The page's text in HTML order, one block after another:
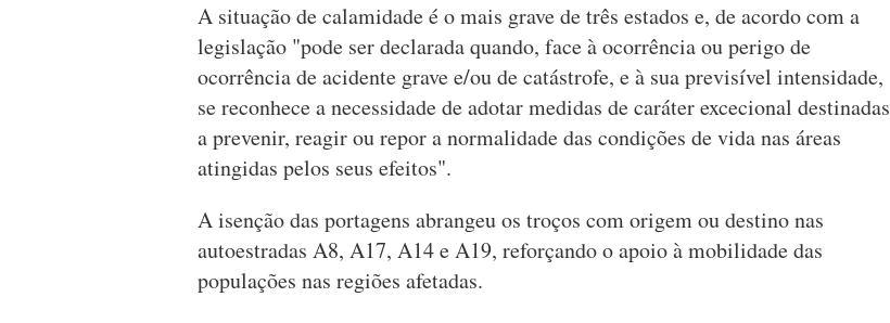
A situação de calamidade é o mais grave de três estados e, de acordo com a
legislação "pode ser declarada quando, face à ocorrência ou perigo de
ocorrência de acidente grave e/ou de catástrofe, e à sua previsível intensidade,
se reconhece a necessidade de adotar medidas de caráter excecional destinadas
a prevenir, reagir ou repor a normalidade das condições de vida nas áreas
atingidas pelos seus efeitos".
A isenção das portagens abrangeu os troços com origem ou destino nas
autoestradas A8, A17, A14 e A19, reforçando o apoio à mobilidade das
populações nas regiões afetadas.